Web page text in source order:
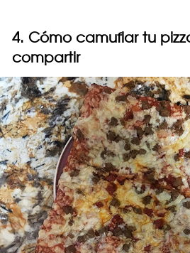
4. Cómo camuflar tu
compartir